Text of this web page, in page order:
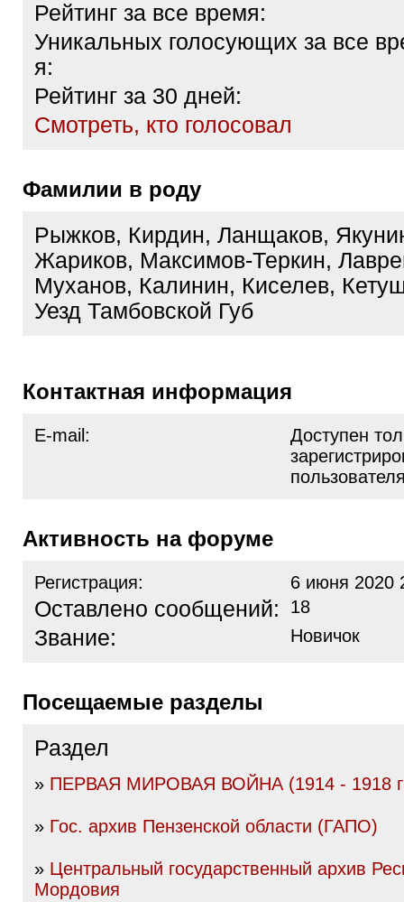
Рейтинг за все время:
Уникальных голосующих за все
я:
Рейтинг за 30 дней:
Cмотреть, кто голосовал
Фамилии в роду
Рыжков, Кирдин, Ланщаков,
Жариков, Максимов-Теркин,
Муханов, Калинин, Киселев,
Уезд Тамбовской Губ
Контактная информация
E-mail:
Доступен
Активность на форуме
Регистрация: 6 июня 2020
Оставлено сообщений: 18
Звание: Новичок
Посещаемые разделы
Раздел
» ПЕРВАЯ МИРОВАЯ ВОЙНА (1914 - 1918
» Гос. архив Пензенской области (ГАПО)
» Центральный государственный архив
Мордовия